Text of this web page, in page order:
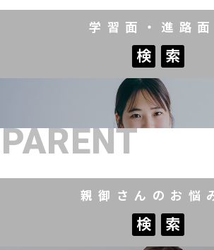
学習面・進路面
検 索
検 索
親御さんのお悩
検 索
検 索
PARENT